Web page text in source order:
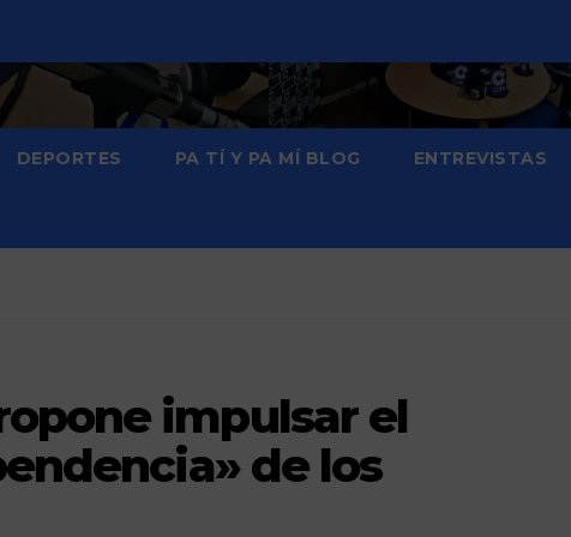
DEPORTES PA TÍ Y PA MÍ BLOG ENTREVISTAS
impulsar el
de los